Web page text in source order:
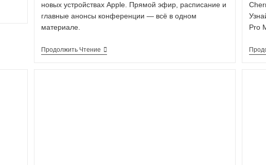
новых устройствах Apple. Прямой эфир, расписание и
главные анонсы конференции — всё в одном
материале.
Продолжить Чтение
Pro